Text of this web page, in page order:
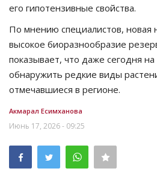
его гипотензивные свойства.
По мнению специалистов, новая
высокое биоразнообразие
показывает, что даже сегодня
обнаружить редкие виды
отмечавшиеся в регионе.
Акмарал Есимханова
Июнь 17, 2026 - 09:25